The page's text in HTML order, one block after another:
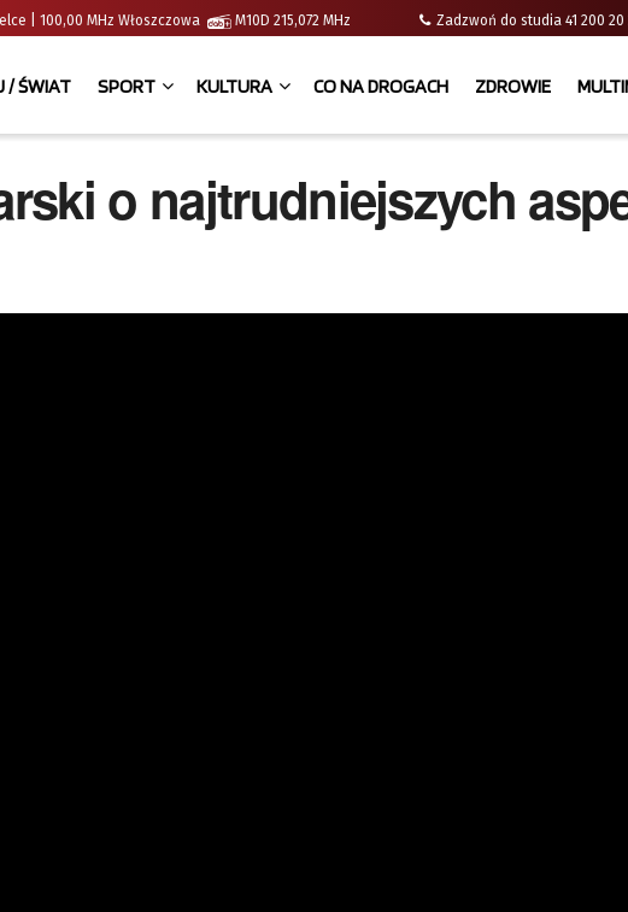
| 100,00 MHz Włoszczowa M10D 215,072 MHz Zadzwoń do studia 41
/ ŚWIAT SPORT KULTURA CO NA DROGACH ZDROWIE
o najtrudniejszych